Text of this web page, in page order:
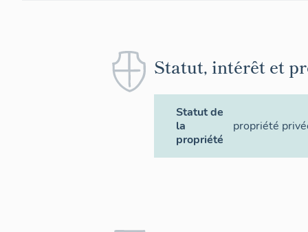
Statut, intérêt et
Statut de
la
propriété
propriété